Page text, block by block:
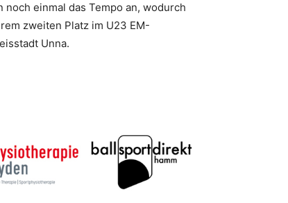
einmal das Tempo an, wodurch
zweiten Platz im U23 EM-
Unna.